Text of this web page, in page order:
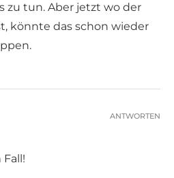
zu tun. Aber jetzt wo der
könnte das schon wieder
ANTWORTEN